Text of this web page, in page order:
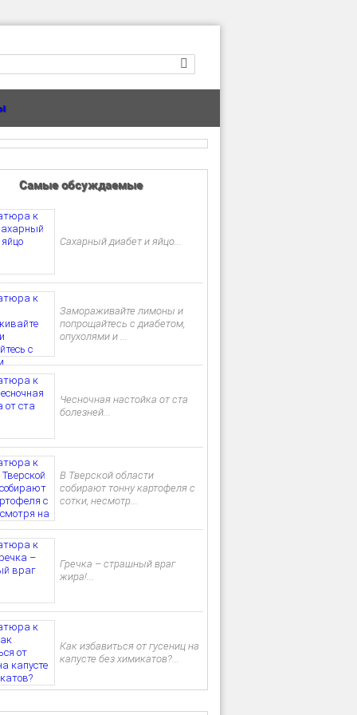
Самые обсуждаемые
Сахарный диабет и яйцо...
Замораживайте лимоны и
попрощайтесь с диабетом,
опухолями и ...
Чесночная настойка от ста
болезней...
В Тверской области
собирают тонну картофеля с
сотки, несмотр...
Гречка – страшный враг
жира!...
Как избавиться от гусениц на
капусте без химикатов?...